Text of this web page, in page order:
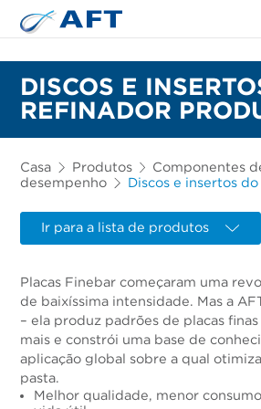
DISCOS E
REFINADOR
Casa Produtos
Componentes
desempenho
Discos e insertos
Ir para a lista de produtos
Placas Finebar começaram uma
de baixíssima intensidade. Mas a
– ela produz padrões de placas
mais e constrói uma base de
aplicação global sobre a qual
pasta.
Melhor qualidade, menor